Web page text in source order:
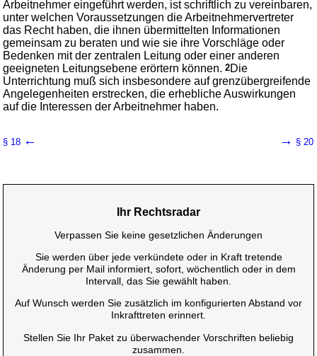
Dritter Teil Vereinbarungen über grenzübergreifende
Unterrichtung und Anhörung
Arbeitnehmer eingeführt werden, ist schriftlich zu vereinbaren,
unter welchen Voraussetzungen die Arbeitnehmervertreter
das Recht haben, die ihnen übermittelten Informationen
gemeinsam zu beraten und wie sie ihre Vorschläge oder
Bedenken mit der zentralen Leitung oder einer anderen
geeigneten Leitungsebene erörtern können.2Die
Unterrichtung muß sich insbesondere auf grenzübergreifende
Angelegenheiten erstrecken, die erhebliche Auswirkungen
auf die Interessen der Arbeitnehmer haben.
§ 18 ← → § 20
Ihr Rechtsradar
Verpassen Sie keine gesetzlichen Änderungen
Sie werden über jede verkündete oder in Kraft tretende
Änderung per Mail informiert, sofort, wöchentlich oder in dem
Intervall, das Sie gewählt haben.
Auf Wunsch werden Sie zusätzlich im konfigurierten Abstand vor
Inkrafttreten erinnert.
Stellen Sie Ihr Paket zu überwachender Vorschriften beliebig
zusammen.